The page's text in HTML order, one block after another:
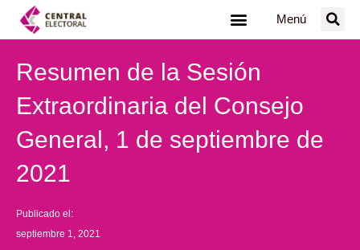
Menú
Resumen de la Sesión
Extraordinaria del Consejo
General, 1 de septiembre de
2021
Publicado el:
septiembre 1, 2021